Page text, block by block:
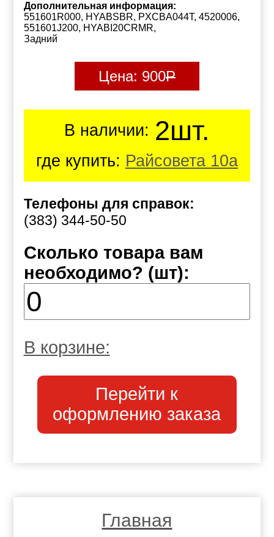
Дополнительная информация:
551601R000, HYABSBR, PXCBA044T, 4520006,
551601J200, HYABI20CRMR,
Задний
Цена: 900Р
В наличии: 2шт.
где купить: Райсовета 10а
Телефоны для справок:
(383) 344-50-50
Сколько товара вам
необходимо? (шт):
В корзине:
Перейти к
оформлению заказа
Главная